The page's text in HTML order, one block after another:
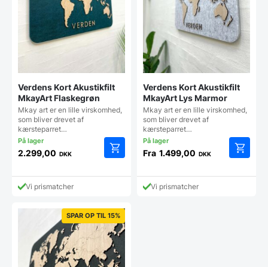
Verdens Kort Akustikfilt
MkayArt Flaskegrøn
Mkay art er en lille virskomhed,
som bliver drevet af
kærsteparret…
2.299,00 DKK
vare
varianter.
Mulighederne
kan
vælges
på
varesiden
Vi prismatcher
Verdens Kort Akustikfilt
MkayArt Lys Marmor
Mkay art er en lille virskomhed,
som bliver drevet af
kærsteparret…
Fra 1.499,00 DKK
vare
Vi prismatcher
SPAR OP TIL 15%